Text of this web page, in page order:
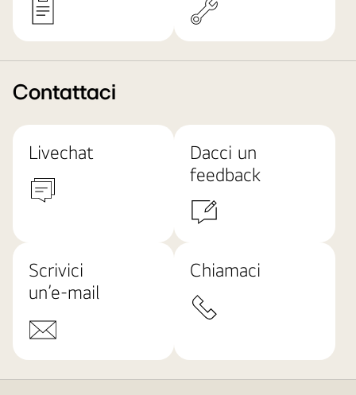
Contattaci
Livechat
Dacci un
feedback
Scrivici
un’e-mail
Chiamaci